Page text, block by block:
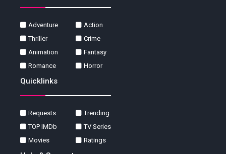
Adventure
Action
Thriller
Crime
Animation
Fantasy
Romance
Horror
Quicklinks
Requests
Trending
TOP IMDb
TV Series
Movies
Ratings